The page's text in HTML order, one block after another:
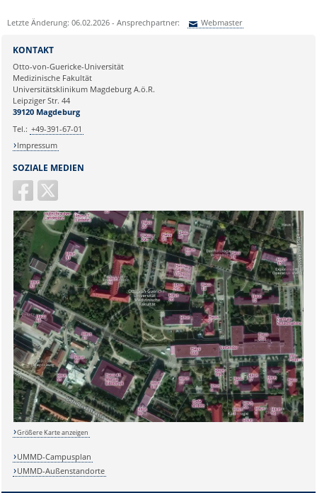
Letzte Änderung: 06.02.2026 - Ansprechpartner: Webmaster
Sie können eine Nachricht versenden an:
Ihre E-Mailadresse:
Ihr Anliegen:
SOZIALE MEDIEN
KONTAKT
Otto-von-Guericke-Universität
Medizinische Fakultät
Universitätsklinikum Magdeburg A.ö.R.
Leipziger Str. 44
39120 Magdeburg
Tel.: +49-391-67-01
Impressum
Größere Karte anzeigen
UMMD-Campusplan
UMMD-Außenstandorte